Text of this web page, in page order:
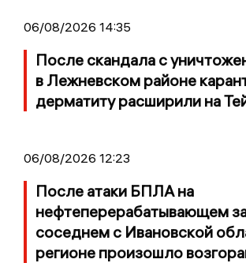
06/08/2026 14:35
После скандала с
в Лежневском районе
дерматиту расширили на
06/08/2026 12:23
После атаки БПЛА на
нефтеперерабатывающем
соседнем с Ивановской
регионе произошло